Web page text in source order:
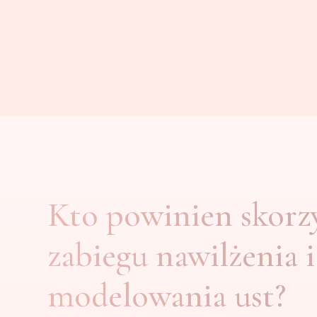
Kto powinien
zabiegu nawilżenia i
modelowania ust?